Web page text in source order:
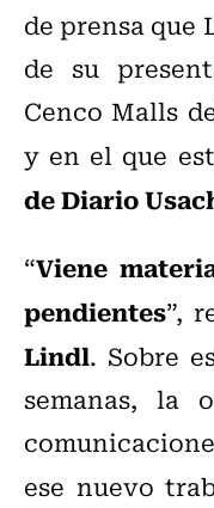
de prensa que
de su
Cenco Malls
y en el que
de Diario
“Viene
pendientes”,
Lindl. Sobre
semanas, la
ese nuevo